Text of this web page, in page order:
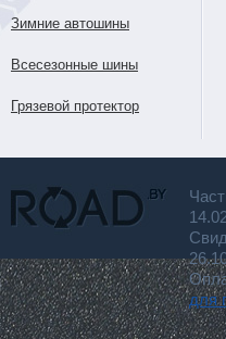
Зимние автошины
Всесезонные шины
Грязевой протектор
для